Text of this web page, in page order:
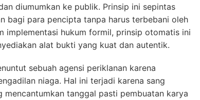
diumumkan ke publik. Prinsip ini sepintas
bagi para pencipta tanpa harus terbebani oleh
implementasi hukum formil, prinsip otomatis ini
alat bukti yang kuat dan autentik.
sebuah agensi periklanan karena
niaga. Hal ini terjadi karena sang
tanggal pasti pembuatan karya